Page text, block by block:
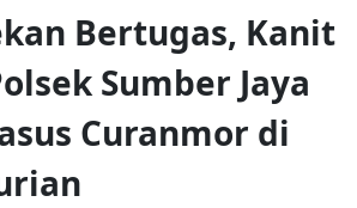
Bertugas, Kanit
Sumber Jaya
Curanmor di